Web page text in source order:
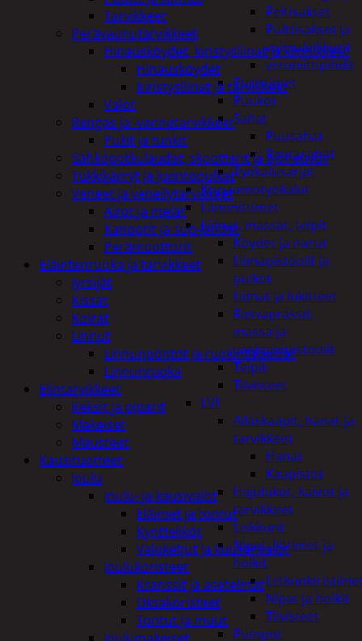
Peltisakset
Pulttisakset ja
voimaleikkurit
vetoniittipihdit
Puristimet
Puukot
Sahat
Puusahat
Rautasahat
Työkalusarjat
Korjaamotyökalut
Lämmittimet
Liimat, massat, teipit
Köydet ja narut
Liimapistoolit ja
puikot
Liimat ja lukitteet
Rasvaprässit,
massa ja
uretaanipistoolit
Teipit
Tiivisteet
LVI
Allaskaapit, hanat ja
tarvikkeet
Hanat
Kaapistot
Hajulukot, kaivot ja
tarvikkeet
Leikkurit
Nipat, liittimet ja
holkit
Nipat ja holkit
Tiivisteet
Pumput
Tarvikkeet
Perävaunutarvikkeet
Hinausköydet, kiristysliinat ja kiinnikkeet
Hinausköydet
Kiristysliinat ja tarvikkeet
Valot
Rengas ja -vannetarvikkeet
Pukit ja tunkit
Sähköpotkulaudat, skootterit ja ajoneuvot
Tukkikärryt ja juontopulkat
Veneet ja veneilytarvikkeet
Airot ja melat
Kanootit ja sup-laudat
Perämoottorit
Eläintenruoka ja tarvikkeet
Jyrsijät
Kissat
Koirat
Linnut
Linnunpöntöt ja ruokintalaudat
Linnunruoka
Elintarvikkeet
Keksit ja piparit
Makeiset
Mausteet
Kausituotteet
Joulu
Joulu- ja kausivalot
Eläimet ja tontut
Kyntteliköt
Valoketjut ja kuusenvalot
Joulukoristeet
Kranssit ja asetelmat
Oksakoristeet
Tontut ja muut